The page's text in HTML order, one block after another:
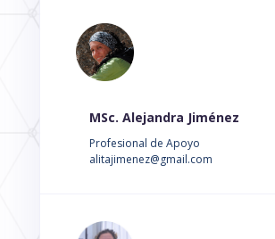
MSc. Alejandra Jiménez
Profesional de Apoyo
alitajimenez@gmail.com